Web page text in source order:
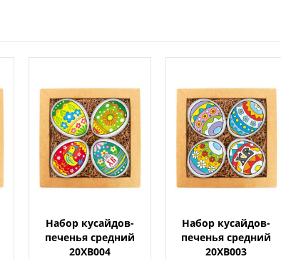
Набор кусайдов-
печенья средний
20ХВ004
Набор кусайдов-
печенья средний
20ХВ003